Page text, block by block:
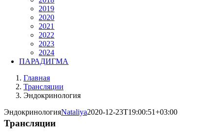
2019
2020
2021
2022
2023
2024
ПАРАДИГМА
Главная
Трансляции
Эндокринология
ЭндокринологияNataliya2020-12-23T19:00:51+03:00
Трансляции